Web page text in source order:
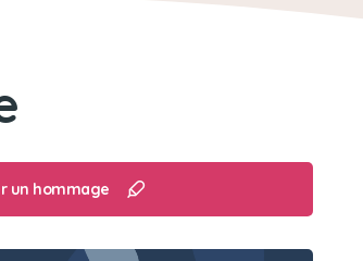
un hommage